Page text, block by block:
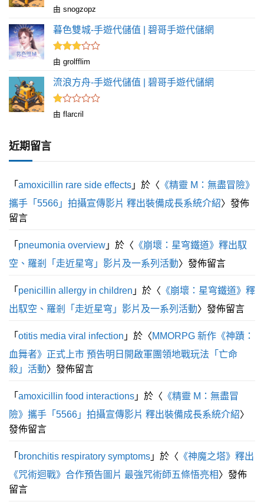
評分
分 5
由 snogzopz
暮色雙城-手遊代儲值 | 碧哥手遊代儲網
評分
滿
分 5
由 grolfflim
流浪方舟-手遊代儲值 | 碧哥手遊代儲網
評
5
由 flarcril
近期留言
「 amoxicillin rare side effects 」於〈 《精靈 M：無盡冒險》
攜手「5566」拍攝宣傳影片 釋出裝備成長系統介紹〉發佈
留言
「 pneumonia overview 」於〈 《崩壞：星穹鐵道》釋出馭
空、羅剎「走近星穹」影片及一系列活動〉發佈留言
「 penicillin allergy in children 」於〈 《崩壞：星穹鐵道》釋
出馭空、羅剎「走近星穹」影片及一系列活動〉發佈留言
「 otitis media viral infection 」於〈MMORPG 新作《神蹟：
血舞者》正式上市 預告明日開啟軍團領地戰玩法「亡命
殺」活動〉發佈留言
「 amoxicillin food interactions 」於〈 《精靈 M：無盡冒
險》攜手「5566」拍攝宣傳影片 釋出裝備成長系統介紹〉
發佈留言
「 bronchitis respiratory symptoms 」於〈 《神魔之塔》釋出
《咒術迴戰》合作預告圖片 最強咒術師五條悟亮相〉發佈
留言